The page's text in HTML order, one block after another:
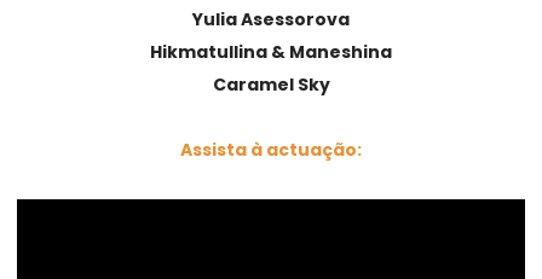
Yulia Asessorova
Hikmatullina & Maneshina
Caramel Sky
Assista à actuação: